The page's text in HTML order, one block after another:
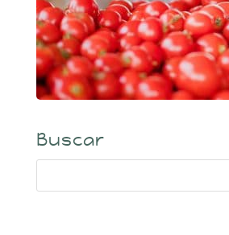
Buscar